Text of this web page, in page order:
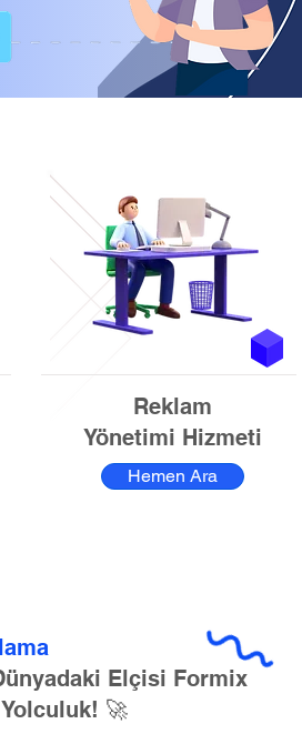
Reklam
Yönetimi Hizmeti
Hemen Ara
Elçisi Formix
🚀